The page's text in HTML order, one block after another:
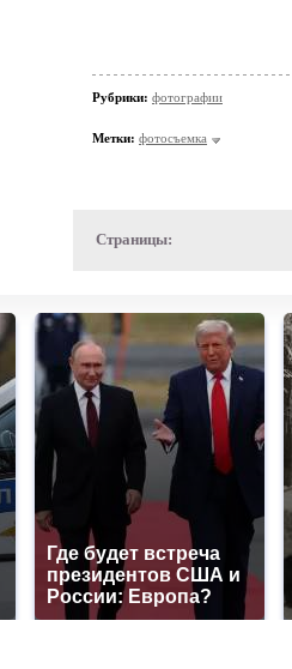
Рубрики: фотографии
Метки: фотосъемка
Страницы:
Где будет встреча
президентов США и
России: Европа?